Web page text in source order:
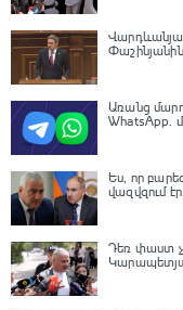
Առանց
WhatsApp․
Ես, որ
վազվզում
Դեռ փաստ